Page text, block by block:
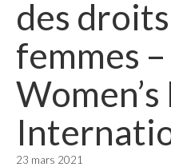
des
femmes
23 mars 2021